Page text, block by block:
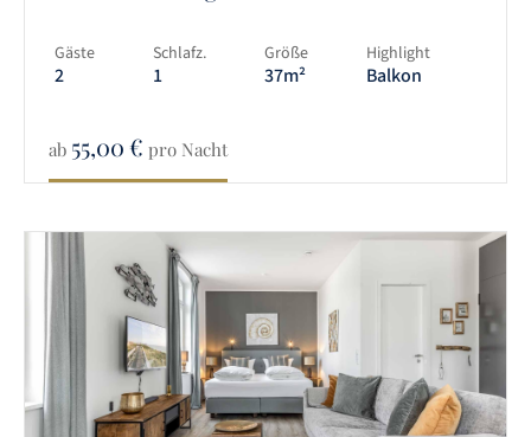
Gäste
2
Schlafz.
1
Größe
37m²
Highlight
Balkon
ab 55,00€ pro Nacht